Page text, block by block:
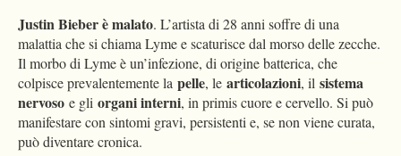
Justin Bieber è malato. L’artista di 28 anni soffre di una
malattia che si chiama Lyme e scaturisce dal morso delle zecche.
Il morbo di Lyme è un’infezione, di origine batterica, che
colpisce prevalentemente la pelle, le articolazioni, il sistema
nervoso e gli organi interni, in primis cuore e cervello. Si può
manifestare con sintomi gravi, persistenti e, se non viene curata,
può diventare cronica.